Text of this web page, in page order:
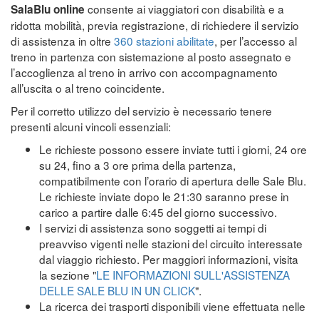
SalaBlu online consente ai viaggiatori con disabilità e a
ridotta mobilità, previa registrazione, di richiedere il servizio
di assistenza in oltre 360 stazioni abilitate, per l’accesso al
treno in partenza con sistemazione al posto assegnato e
l’accoglienza al treno in arrivo con accompagnamento
all’uscita o al treno coincidente.
Per il corretto utilizzo del servizio è necessario tenere
presenti alcuni vincoli essenziali:
Le richieste possono essere inviate tutti i giorni, 24 ore
su 24, fino a 3 ore prima della partenza,
compatibilmente con l’orario di apertura delle Sale Blu.
Le richieste inviate dopo le 21:30 saranno prese in
carico a partire dalle 6:45 del giorno successivo.
I servizi di assistenza sono soggetti ai tempi di
preavviso vigenti nelle stazioni del circuito interessate
dal viaggio richiesto. Per maggiori informazioni, visita
la sezione "LE INFORMAZIONI SULL'ASSISTENZA
DELLE SALE BLU IN UN CLICK".
La ricerca dei trasporti disponibili viene effettuata nelle